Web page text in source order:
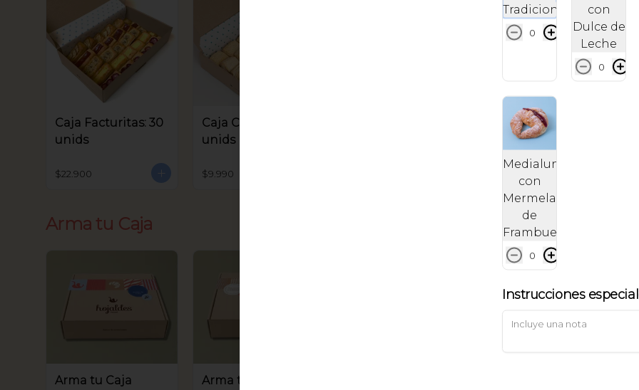
Caja Facturitas: 30
unids
$22.900
Caja Criollitos: 20
unids
$9.990
Arma tu Caja
Arma tu Caja
Arma tu Caja
Tradicional
0
con
Dulce de
Leche
0
Medialuna
con
Mermelada
de
Frambuesa
0
Instrucciones